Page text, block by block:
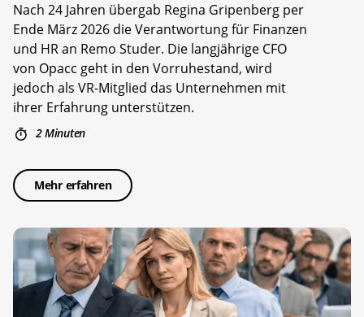
Nach 24 Jahren übergab Regina Gripenberg per
Ende März 2026 die Verantwortung für Finanzen
und HR an Remo Studer. Die langjährige CFO
von Opacc geht in den Vorruhestand, wird
jedoch als VR-Mitglied das Unternehmen mit
ihrer Erfahrung unterstützen.
2 Minuten
Mehr erfahren